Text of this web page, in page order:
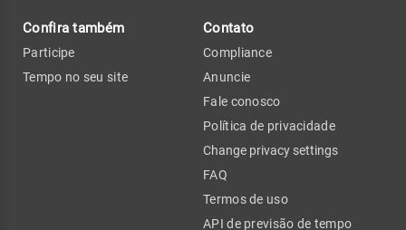
Confira também
Participe
Tempo no seu site
Contato
Compliance
Anuncie
Fale conosco
Política de privacidade
Change privacy settings
FAQ
Termos de uso
API de previsão de tempo